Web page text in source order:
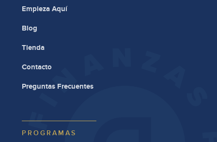
Empieza Aquí
Blog
Tienda
Contacto
Preguntas Frecuentes
PROGRAMAS